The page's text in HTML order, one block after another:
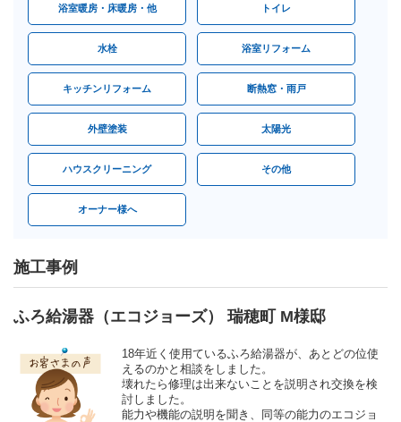
浴室暖房・床暖房・他 トイレ
水栓 浴室リフォーム
キッチンリフォーム 断熱窓・雨戸
外壁塗装 太陽光
ハウスクリーニング その他
オーナー様へ
施工事例
ふろ給湯器（エコジョーズ） 瑞穂町 M様邸
18年近く使用ているふろ給湯器が、あとどの位使
えるのかと相談をしました。
壊れたら修理は出来ないことを説明され交換を検
討しました。
能力や機能の説明を聞き、同等の能力のエコジョ